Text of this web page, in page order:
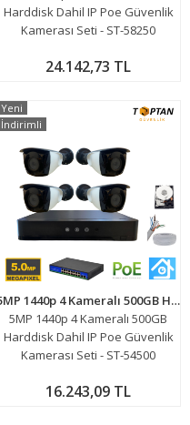
Harddisk Dahil IP Poe Güvenlik
Kamerası Seti - ST-58250
24.142,73 TL
5MP 1440p 4 Kameralı 500GB Harddisk Dahil IP Poe Güvenlik Kamerası Seti - ST-54500
5MP 1440p 4 Kameralı 500GB
Harddisk Dahil IP Poe Güvenlik
Kamerası Seti - ST-54500
16.243,09 TL
Yeni
İndirimli